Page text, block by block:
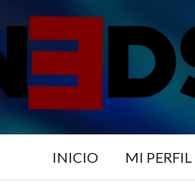
NINTENDO
INICIO MI PERFIL